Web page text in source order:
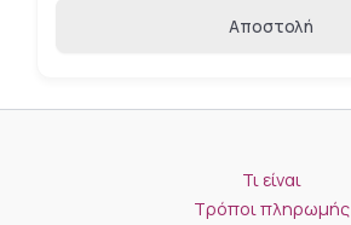
Αποστολή
Τι είναι
Τρόποι πληρωμής